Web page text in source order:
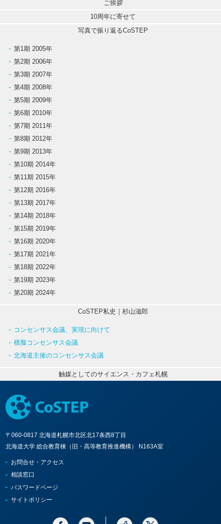
シ
ョ
ン
ご挨拶
10周年に寄せて
写真で振り返るCoSTEP
第1期 2005年
第2期 2006年
第3期 2007年
第4期 2008年
第5期 2009年
第6期 2010年
第7期 2011年
第8期 2012年
第9期 2013年
第10期 2014年
第11期 2015年
第12期 2016年
第13期 2017年
第14期 2018年
第15期 2019年
第16期 2020年
第17期 2021年
第18期 2022年
第19期 2023年
第20期 2024年
CoSTEP私史｜杉山滋郎
コンセンサス会議、実現に向けて
模擬コンセンサス会議
北海道主催のコンセンサス会議
触媒としてのサイエンス・カフェ札幌
〒060-0817 北海道札幌市北区北17条西8丁目
北海道大学 総合教育棟（旧・高等教育推進機構） N163A室
お問合せ・アクセス
相談窓口
パスワードページ
サイトポリシー